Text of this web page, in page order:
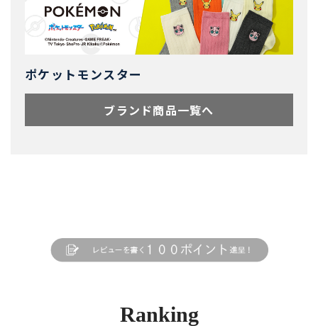
ポケットモンスター
ブランド商品一覧へ
Ranking